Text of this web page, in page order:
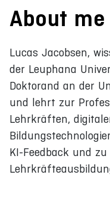
About me
Lucas Jacobsen,
der Leuphana
Doktorand an der
und lehrt zur
Lehrkräften,
KI-Feedback und